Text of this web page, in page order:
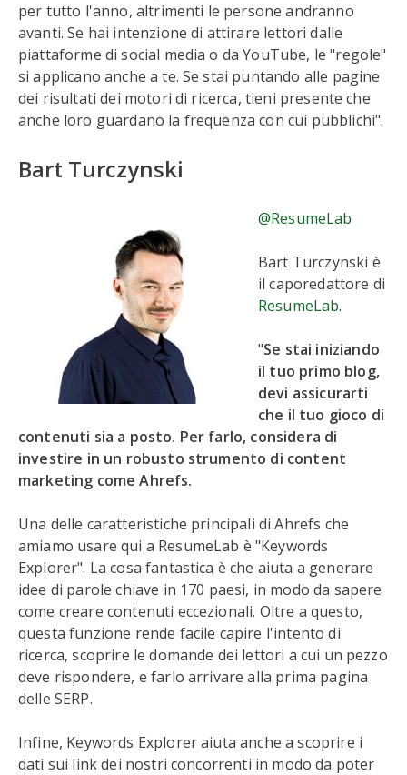
per tutto l'anno, altrimenti le persone andranno
avanti. Se hai intenzione di attirare lettori dalle
piattaforme di social media o da YouTube, le "regole"
si applicano anche a te. Se stai puntando alle pagine
dei risultati dei motori di ricerca, tieni presente che
anche loro guardano la frequenza con cui pubblichi".
Bart Turczynski
@ResumeLab
Bart Turczynski è
il caporedattore di
ResumeLab.
"Se stai iniziando
il tuo primo blog,
devi assicurarti
che il tuo gioco di
contenuti sia a posto. Per farlo, considera di
investire in un robusto strumento di content
marketing come Ahrefs.
Una delle caratteristiche principali di Ahrefs che
amiamo usare qui a ResumeLab è "Keywords
Explorer". La cosa fantastica è che aiuta a generare
idee di parole chiave in 170 paesi, in modo da sapere
come creare contenuti eccezionali. Oltre a questo,
questa funzione rende facile capire l'intento di
ricerca, scoprire le domande dei lettori a cui un pezzo
deve rispondere, e farlo arrivare alla prima pagina
delle SERP.
Infine, Keywords Explorer aiuta anche a scoprire i
dati sui link dei nostri concorrenti in modo da poter